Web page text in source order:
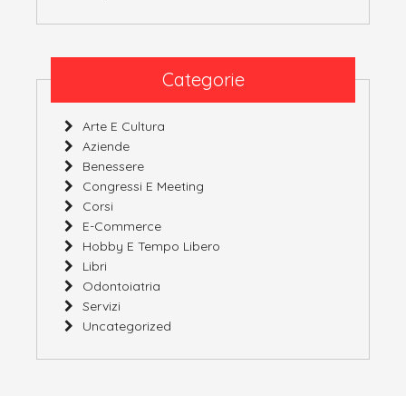
Categorie
Arte E Cultura
Aziende
Benessere
Congressi E Meeting
Corsi
E-Commerce
Hobby E Tempo Libero
Libri
Odontoiatria
Servizi
Uncategorized